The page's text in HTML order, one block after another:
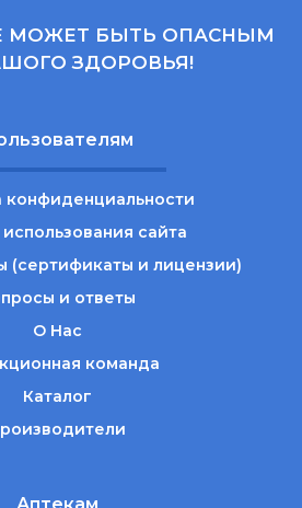
МОЖЕТ БЫТЬ ОПАСНЫМ
ЗДОРОВЬЯ!
конфиденциальности
сайта
(сертификаты и лицензии)
и ответы
О Нас
команда
Каталог